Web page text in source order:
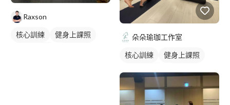
Raxson
核心訓練
健身上課照
朵朵瑜珈工作室
核心訓練
健身上課照
健身課程